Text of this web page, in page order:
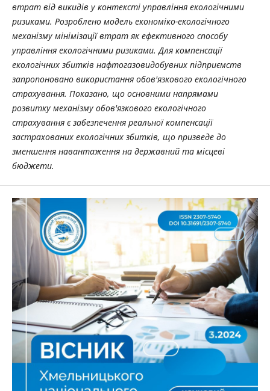
втрат від викидів у контексті управління екологічними
ризиками. Розроблено модель економіко-екологічного
механізму мінімізації втрат як ефективного способу
управління екологічними ризиками. Для компенсації
екологічних збитків нафтогазовидобувних підприємств
запропоновано використання обов'язкового екологічного
страхування. Показано, що основними напрямами
розвитку механізму обов'язкового екологічного
страхування є забезпечення реальної компенсації
застрахованих екологічних збитків, що призведе до
зменшення навантаження на державний та місцеві
бюджети.